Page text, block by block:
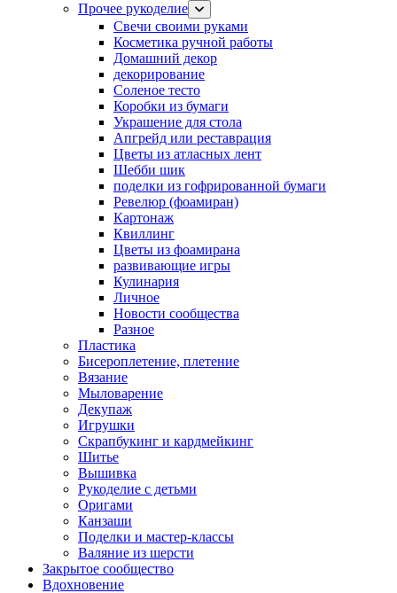
Прочее рукоделие
Свечи своими руками
Косметика ручной работы
Домашний декор
декорирование
Соленое тесто
Коробки из бумаги
Украшение для стола
Апгрейд или реставрация
Цветы из атласных лент
Шебби шик
поделки из гофрированной бумаги
Ревелюр (фоамиран)
Картонаж
Квиллинг
Цветы из фоамирана
развивающие игры
Кулинария
Личное
Новости сообщества
Разное
Пластика
Бисероплетение, плетение
Вязание
Мыловарение
Декупаж
Игрушки
Скрапбукинг и кардмейкинг
Шитье
Вышивка
Рукоделие с детьми
Оригами
Канзаши
Поделки и мастер-классы
Валяние из шерсти
Закрытое сообщество
Вдохновение